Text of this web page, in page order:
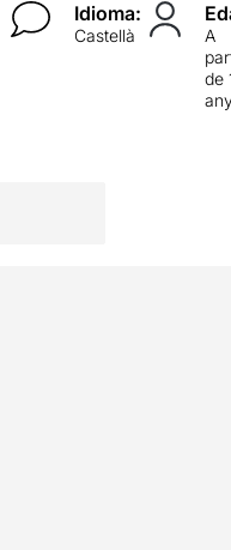
Idioma:
Castellà
A
de